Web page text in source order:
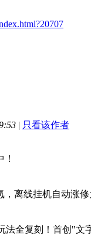
| 只看该作者
，离线挂机自动涨
全复刻！首创"文